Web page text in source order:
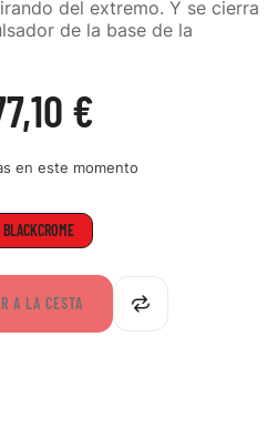
del extremo. Y se cierra
de la base de la
€
en este momento
BLACKCROME
A LA CESTA